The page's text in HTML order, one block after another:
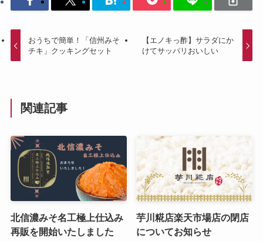
おうちで簡単！「信州みそ
チキ」クッキングセット
【エノキっ酢】サラダにか
けてサッパリおいしい
関連記事
北信濃みそ名工極上仕込み
再販を開始いたしました
芋川糀店楽天市場店の閉店
についてお知らせ